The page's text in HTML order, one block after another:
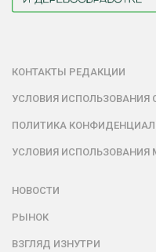
КОНТАКТЫ РЕДАКЦИИ
УСЛОВИЯ ИСПОЛЬЗОВАНИЯ
ПОЛИТИКА
УСЛОВИЯ ИСПОЛЬЗОВАНИЯ
НОВОСТИ
РЫНОК
ВЗГЛЯД ИЗНУТРИ